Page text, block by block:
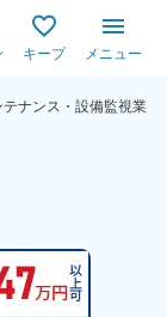
キープ メニュー
ナンス・設備監視業
設備